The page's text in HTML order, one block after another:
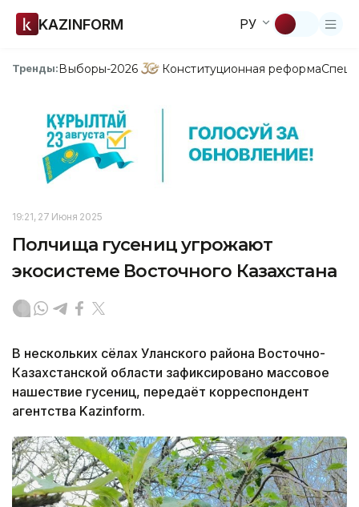
KAZINFORM РУ
Тренды:Выборы-2026 Конституционная реформа
19:21, 27 Июня 2025
Полчища гусениц угрожают
экосистеме Восточного Казахстана
В нескольких сёлах Уланского района Восточно-
Казахстанской области зафиксировано массовое
нашествие гусениц, передаёт корреспондент
агентства Kazinform.